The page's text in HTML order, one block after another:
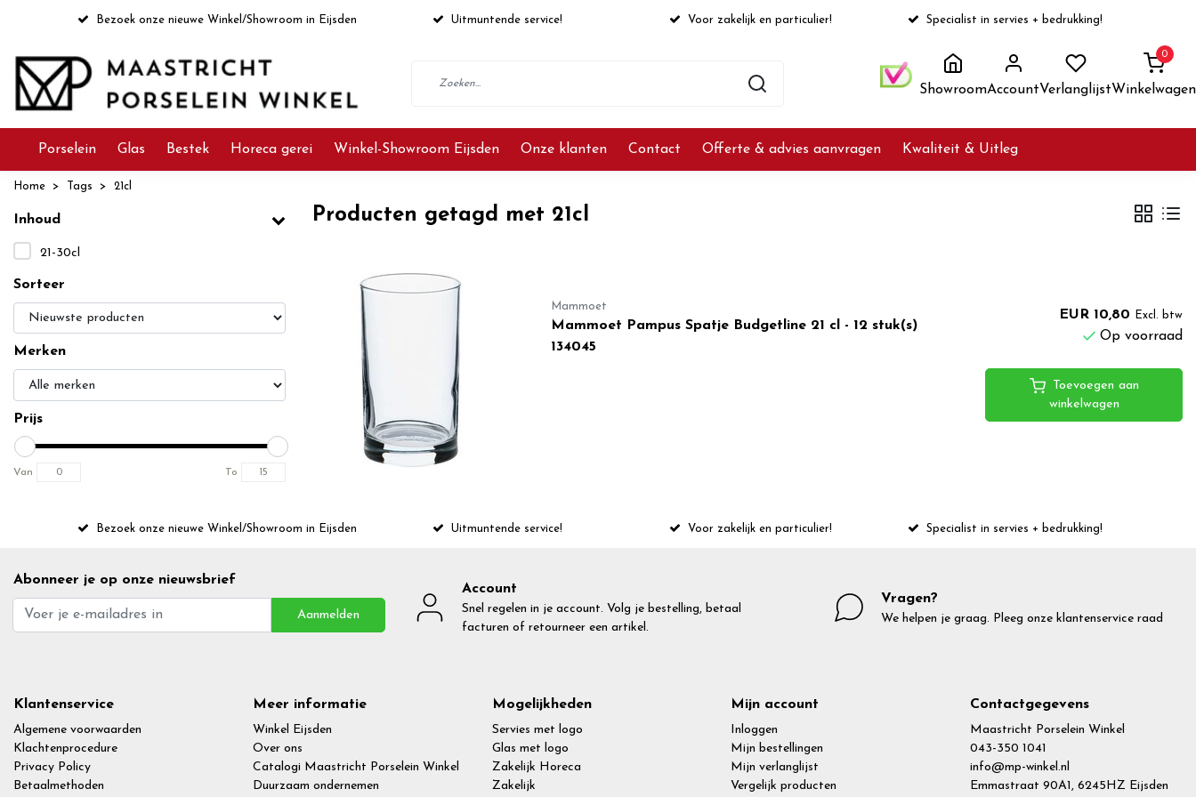
Bezoek onze nieuwe Winkel/Showroom in Eijsden Uitmuntende service! Voor zakelijk en particulier! Specialist in servies + bedrukking!
ShowroomAccountVerlanglijst
0
Winkelwagen
Porselein Glas Bestek Horeca gerei Winkel-Showroom Eijsden Onze klanten Contact Offerte & advies aanvragen Kwaliteit & Uitleg
Home Tags 21cl
Inhoud
21-30cl
Sorteer
Merken
Prijs
Van To
Producten getagd met 21cl
Mammoet
Mammoet Pampus Spatje Budgetline 21 cl - 12 stuk(s)
134045
EUR 10,80 Excl. btw
Op voorraad
Toevoegen aan
winkelwagen
Bezoek onze nieuwe Winkel/Showroom in Eijsden Uitmuntende service! Voor zakelijk en particulier! Specialist in servies + bedrukking!
Abonneer je op onze nieuwsbrief
Aanmelden
Account
Snel regelen in je account. Volg je bestelling, betaal
facturen of retourneer een artikel.
Vragen?
We helpen je graag. Pleeg onze klantenservice raad
Klantenservice
Algemene voorwaarden
Klachtenprocedure
Privacy Policy
Betaalmethoden
Meer informatie
Winkel Eijsden
Over ons
Catalogi Maastricht Porselein Winkel
Duurzaam ondernemen
Mogelijkheden
Servies met logo
Glas met logo
Zakelijk Horeca
Zakelijk
Mijn account
Inloggen
Mijn bestellingen
Mijn verlanglijst
Vergelijk producten
Contactgegevens
Maastricht Porselein Winkel
043-350 1041
info@mp-winkel.nl
Emmastraat 90A1, 6245HZ Eijsden